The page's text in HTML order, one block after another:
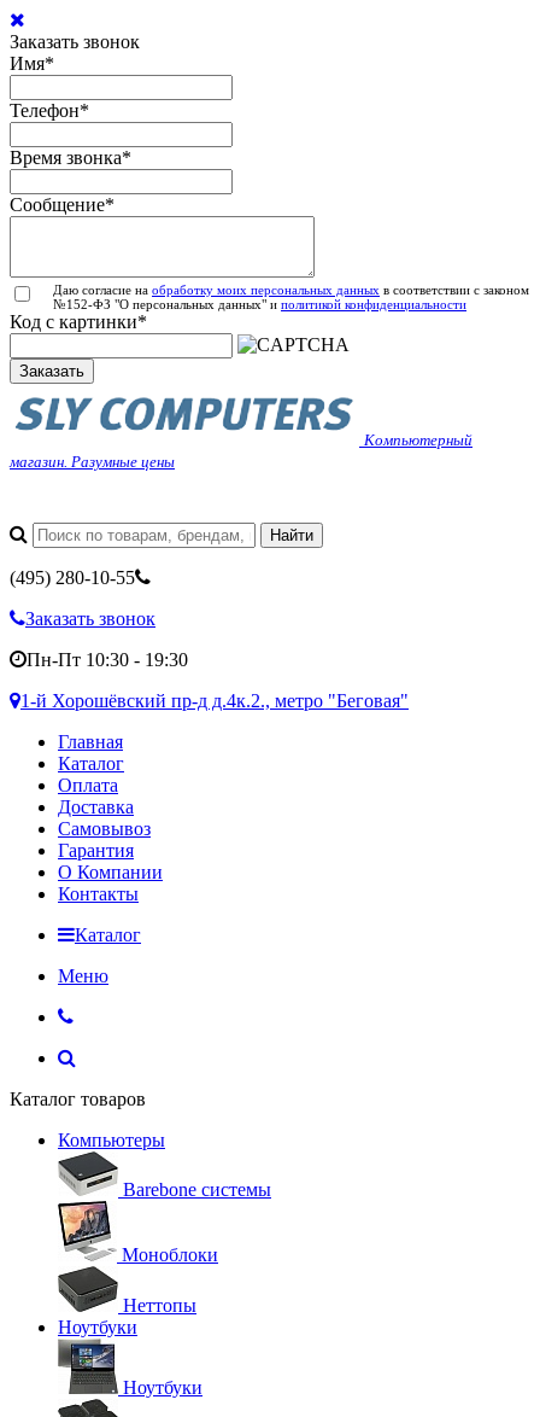
Заказать звонок
Имя*
Телефон*
Время звонка*
Сообщение*
Даю согласие на обработку моих персональных данных в соответствии с законом
№152-ФЗ "О персональных данных" и политикой конфиденциальности
Код с картинки*
Заказать
Компьютерный
магазин. Разумные цены
(495) 280-10-55
Заказать звонок
Пн-Пт 10:30 - 19:30
1-й Хорошёвский пр-д д.4к.2., метро "Беговая"
Главная
Каталог
Оплата
Доставка
Самовывоз
Гарантия
О Компании
Контакты
Каталог
Меню
Каталог товаров
Компьютеры
Barebone системы
Моноблоки
Неттопы
Ноутбуки
Ноутбуки